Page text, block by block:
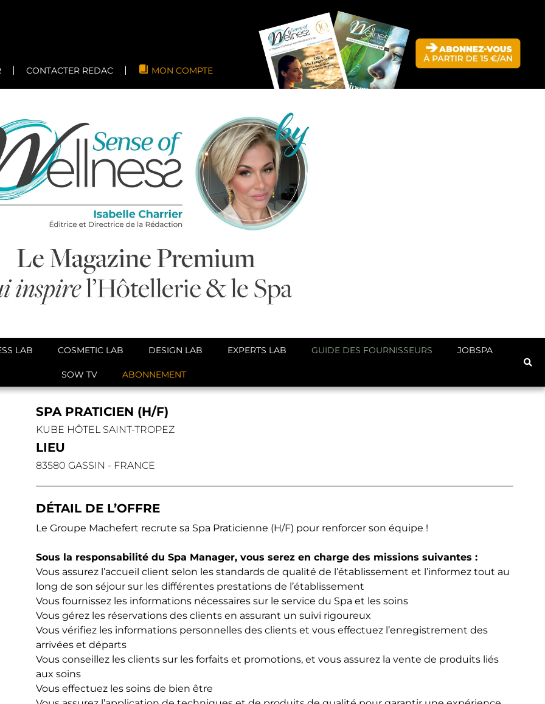
CONTACTER REDAC MON COMPTE
LAB COSMETIC LAB DESIGN LAB EXPERTS LAB GUIDE DES FOURNISSEURS JOBSPA
SOW TV ABONNEMENT
SPA PRATICIEN (H/F)
KUBE HÔTEL SAINT-TROPEZ
LIEU
83580 GASSIN - FRANCE
DÉTAIL DE L’OFFRE
Le Groupe Machefert recrute sa Spa Praticienne (H/F) pour renforcer son équipe !
Sous la responsabilité du Spa Manager, vous serez en charge des missions suivantes :
Vous assurez l’accueil client selon les standards de qualité de l’établissement et l’informez tout au
long de son séjour sur les différentes prestations de l’établissement
Vous fournissez les informations nécessaires sur le service du Spa et les soins
Vous gérez les réservations des clients en assurant un suivi rigoureux
Vous vérifiez les informations personnelles des clients et vous effectuez l’enregistrement des
arrivées et départs
Vous conseillez les clients sur les forfaits et promotions, et vous assurez la vente de produits liés
aux soins
Vous effectuez les soins de bien être